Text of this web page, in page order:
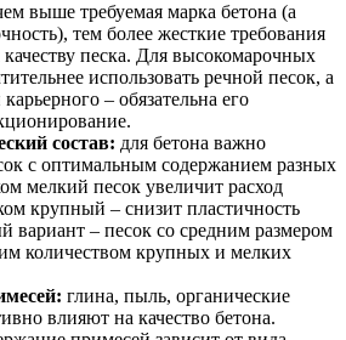
выше требуемая марка бетона (а
тем более жесткие требования
песка. Для высокомарочных
использовать речной песок, а
– обязательна его
состав: для бетона важно
с оптимальным содержанием разных
мелкий песок увеличит расход
крупный – снизит пластичность
вариант – песок со средним размером
количеством крупных и мелких
глина, пыль, органические
влияют на качество бетона.